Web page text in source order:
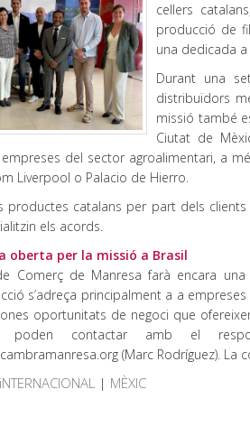
cellers
producció de
una dedicada
Durant una
distribuïdors
missió també
Ciutat de
empreses del sector agroalimentari, a
Liverpool o Palacio de Hierro.
productes catalans per part dels
els acords.
oberta per la missió a Brasil
Comerç de Manresa farà encara
s’adreça principalment a a
oportunitats de negoci que
poden contactar amb el
(Marc Rodríguez).
| MÈXIC